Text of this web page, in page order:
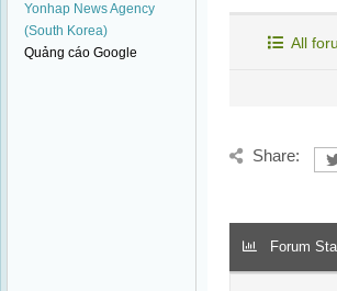
Yonhap News Agency
(South Korea)
Quảng cáo Google
All
Share:
Forum